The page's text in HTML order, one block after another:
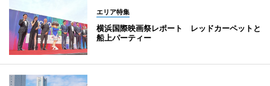
エリア特集
横浜国際映画祭レポート レッドカーペットと
船上パーティー